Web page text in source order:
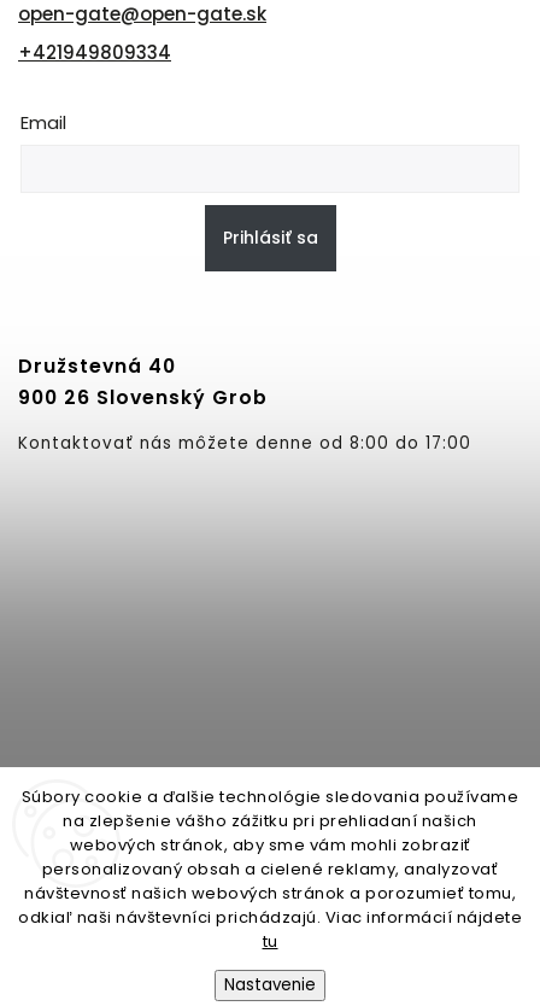
Súbory cookie a ďalšie technológie sledovania používame
na zlepšenie vášho zážitku pri prehliadaní našich
webových stránok, aby sme vám mohli zobraziť
personalizovaný obsah a cielené reklamy, analyzovať
návštevnosť našich webových stránok a porozumieť tomu,
odkiaľ naši návštevníci prichádzajú. Viac informácií nájdete
tu
Nastavenie
open-gate@open-gate.sk
+421949809334
Email
Prihlásiť sa
Družstevná 40
900 26 Slovenský Grob
Kontaktovať nás môžete denne od 8:00 do 17:00
open-gate.cz montazpohonu.sk